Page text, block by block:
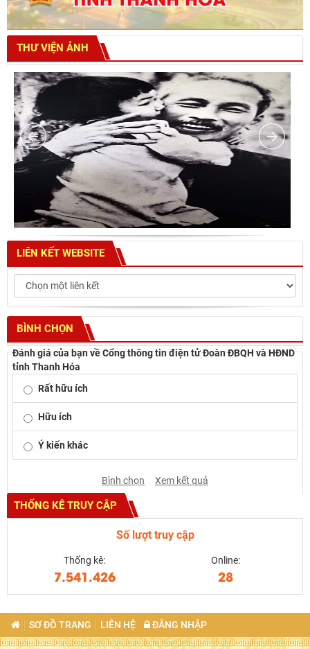
THƯ VIỆN ẢNH
LIÊN KẾT WEBSITE
BÌNH CHỌN
Đánh giá của bạn về Cổng thông tin điện tử Đoàn ĐBQH và HĐND
tỉnh Thanh Hóa
Rất hữu ích
Hữu ích
Ý kiến khác
Bình chọn Xem kết quả
THỐNG KÊ TRUY CẬP
Số lượt truy cập
Thống kê:
7.541.426
Online:
28
SƠ ĐỒ TRANG LIÊN HỆ ĐĂNG NHẬP